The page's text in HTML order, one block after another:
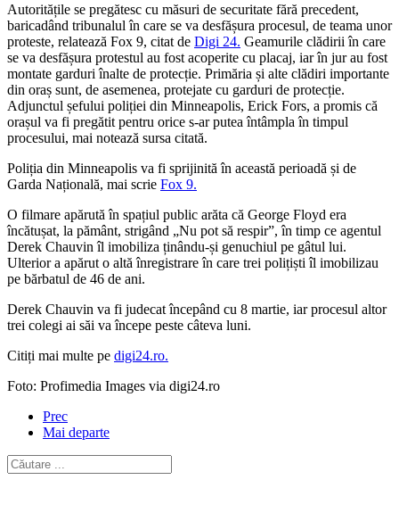
Autoritățile se pregătesc cu măsuri de securitate fără precedent,
baricadând tribunalul în care se va desfășura procesul, de teama unor
proteste, relatează Fox 9, citat de Digi 24. Geamurile clădirii în care
se va desfășura protestul au fost acoperite cu placaj, iar în jur au fost
montate garduri înalte de protecție. Primăria și alte clădiri importante
din oraș sunt, de asemenea, protejate cu garduri de protecție.
Adjunctul șefului poliției din Minneapolis, Erick Fors, a promis că
orașul va fi pregătit pentru orice s-ar putea întâmpla în timpul
procesului, mai notează sursa citată.
Poliția din Minneapolis va fi sprijinită în această perioadă și de
Garda Națională, mai scrie Fox 9.
O filmare apărută în spațiul public arăta că George Floyd era
încătușat, la pământ, strigând „Nu pot să respir”, în timp ce agentul
Derek Chauvin îl imobiliza ținându-și genuchiul pe gâtul lui.
Ulterior a apărut o altă înregistrare în care trei polițiști îl imobilizau
pe bărbatul de 46 de ani.
Derek Chauvin va fi judecat începând cu 8 martie, iar procesul altor
trei colegi ai săi va începe peste câteva luni.
Citiți mai multe pe digi24.ro.
Foto: Profimedia Images via digi24.ro
Prec
Mai departe